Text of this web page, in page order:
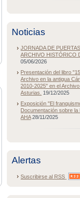
Noticias
JORNADA DE PUERTAS
ARCHIVO HISTÓRICO
05/06/2026
Presentación del libro
Archivo en la antigua
2010-2025" en el
Asturias.
19/12/2025
Exposición "El
Documentación sobre la
AHA28/11/2025
Alertas
Suscribirse al RSS